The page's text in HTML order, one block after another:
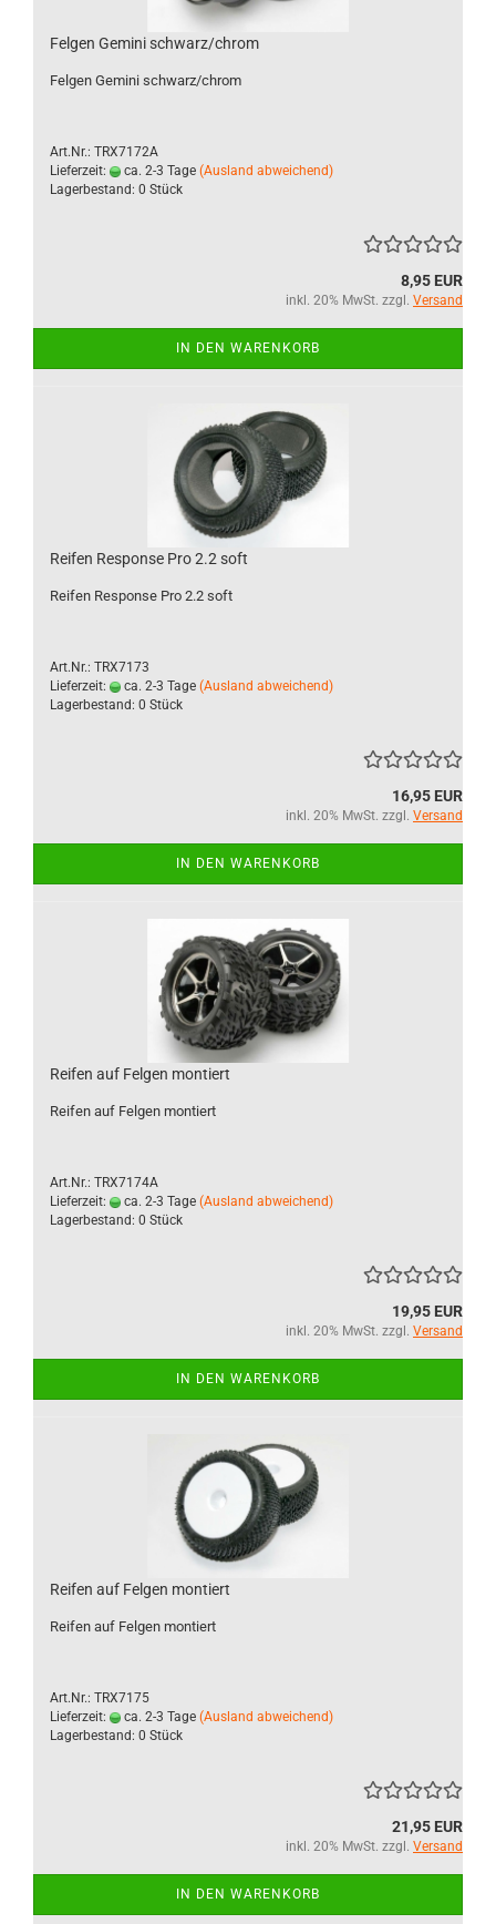
Felgen Gemini schwarz/chrom
Felgen Gemini schwarz/chrom
Art.Nr.: TRX7172A
Lieferzeit:
ca. 2-3 Tage (Ausland abweichend)
Lagerbestand: 0 Stück
8,95 EUR
inkl. 20% MwSt. zzgl. Versand
IN DEN WARENKORB
Reifen Response Pro 2.2 soft
Reifen Response Pro 2.2 soft
Art.Nr.: TRX7173
Lieferzeit:
ca. 2-3 Tage (Ausland abweichend)
Lagerbestand: 0 Stück
16,95 EUR
inkl. 20% MwSt. zzgl. Versand
IN DEN WARENKORB
Reifen auf Felgen montiert
Reifen auf Felgen montiert
Art.Nr.: TRX7174A
Lieferzeit:
ca. 2-3 Tage (Ausland abweichend)
Lagerbestand: 0 Stück
19,95 EUR
inkl. 20% MwSt. zzgl. Versand
IN DEN WARENKORB
Reifen auf Felgen montiert
Reifen auf Felgen montiert
Art.Nr.: TRX7175
Lieferzeit:
ca. 2-3 Tage (Ausland abweichend)
Lagerbestand: 0 Stück
21,95 EUR
inkl. 20% MwSt. zzgl. Versand
IN DEN WARENKORB